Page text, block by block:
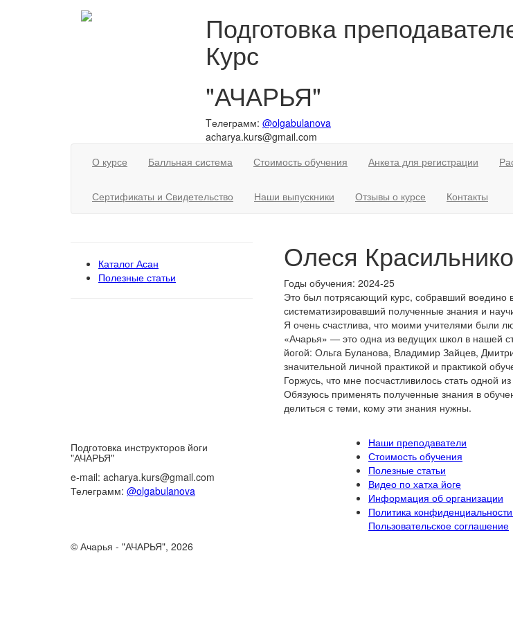
Подготовка
Курс
"АЧАРЬЯ"
Tелеграмм: @olgabulanova
acharya.kurs@gmail.com
О курсе
Балльная система Стоимость обучения Анкета для регистрации
Сертификаты и Свидетельство Наши выпускники Отзывы о курсе Контакты
Олеся
Годы обучения: 2024-25
Это был потрясающий курс, собравший
систематизировавший полученные знания и
Я очень счастлива, что моими учителями были
«Ачарья» — это одна из ведущих школ в нашей
йогой: Ольга Буланова, Владимир Зайцев,
значительной личной практикой и практикой
Горжусь, что мне посчастливилось стать одной
Обязуюсь применять полученные знания в
делиться с теми, кому эти знания нужны.
Каталог Асан
Полезные статьи
Подготовка инструкторов йоги
"АЧАРЬЯ"
e-mail: acharya.kurs@gmail.com
Телеграмм: @olgabulanova
Наши преподаватели
Стоимость обучения
Полезные статьи
Видео по хатха йоге
Информация об организации
Политика
Пользовательское соглашение
© Ачарья - "АЧАРЬЯ", 2026